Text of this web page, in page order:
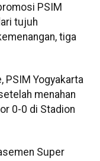
PSIM
tujuh
tiga
PSIM Yogyakarta
menahan
0-0 di Stadion
Super